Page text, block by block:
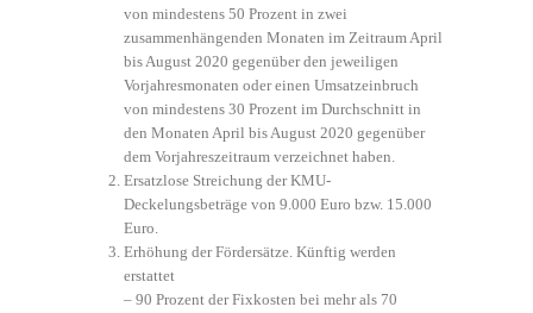
von mindestens 50 Prozent in zwei
zusammenhängenden Monaten im Zeitraum April
bis August 2020 gegenüber den jeweiligen
Vorjahresmonaten oder einen Umsatzeinbruch
von mindestens 30 Prozent im Durchschnitt in
den Monaten April bis August 2020 gegenüber
dem Vorjahreszeitraum verzeichnet haben.
Ersatzlose Streichung der KMU-
Deckelungsbeträge von 9.000 Euro bzw. 15.000
Euro.
Erhöhung der Fördersätze. Künftig werden
erstattet
– 90 Prozent der Fixkosten bei mehr als 70